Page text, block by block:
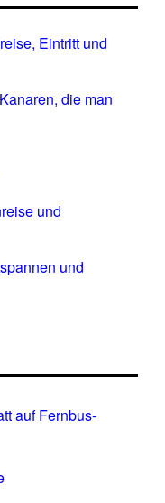
Eintritt und
die man
und
und
auf Fernbus-